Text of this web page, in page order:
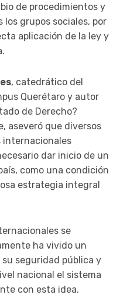
de procedimientos y
grupos sociales, por
aplicación de la ley y
, catedrático del
Querétaro y autor
de Derecho?
aseveró que diversos
internacionales
dar inicio de un
como una condición
estrategia integral
se
ha vivido un
seguridad pública y
nacional el sistema
con esta idea.